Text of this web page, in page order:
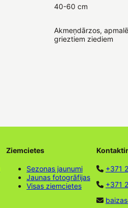
40-60 cm
Akmeņdārzos,
grieztiem ziediem
Ziemcietes
Sezonas jaunumi
Jaunas fotogrāfijas
Visas ziemcietes
+371
+371